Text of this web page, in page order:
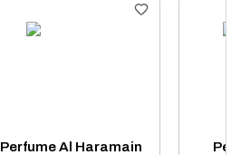
Perfume Al Haramain